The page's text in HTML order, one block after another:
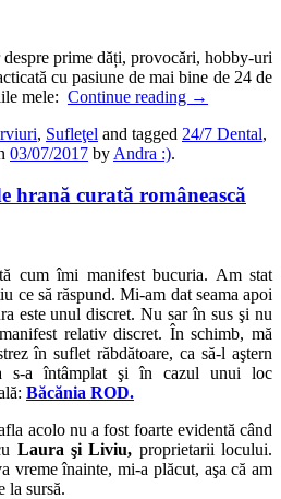
prime dăți, provocări, hobby-uri
cu pasiune de mai bine de 24 de
mele: Continue reading →
, Sufleţel and tagged 24/7 Dental,
03/07/2017 by Andra :).
hrană curată românească
cum îmi manifest bucuria. Am stat
ce să răspund. Mi-am dat seama apoi
este unul discret. Nu sar în sus şi nu
relativ discret. În schimb, mă
în suflet răbdătoare, ca să-l aştern
s-a întâmplat şi în cazul unui loc
Băcănia ROD.
acolo nu a fost foarte evidentă când
Laura şi Liviu, proprietarii locului.
vreme înainte, mi-a plăcut, aşa că am
la sursă.